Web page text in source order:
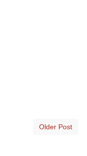
Older Post